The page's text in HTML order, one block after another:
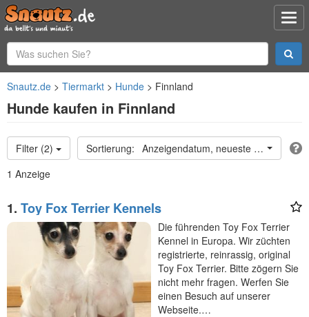
Snautz.de Tiermarkt Hunde Finnland
Hunde kaufen in Finnland
Filter (2)
Anzeigendatum, neueste oben
1 Anzeige
1. Toy Fox Terrier Kennels
Die führenden Toy Fox Terrier
Kennel in Europa. Wir züchten
registrierte, reinrassig, original
Toy Fox Terrier. Bitte zögern Sie
nicht mehr fragen. Werfen Sie
einen Besuch auf unserer
Webseite.…